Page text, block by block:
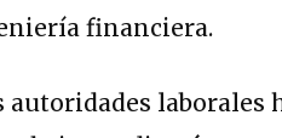
financiera.
autoridades laborales